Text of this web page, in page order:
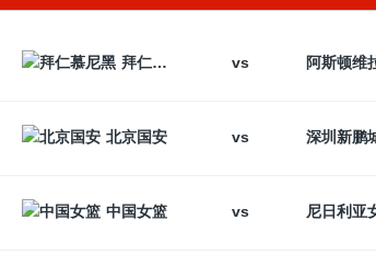
拜仁慕尼黑 vs
北京国安 vs
中国女篮 vs